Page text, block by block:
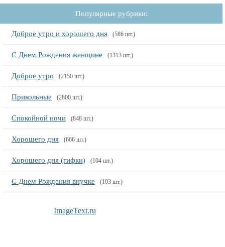
Популярные рубрики:
Доброе утро и хорошего дня (586 шт.)
С Днем Рождения женщине (1313 шт.)
Доброе утро (2150 шт.)
Прикольные (2800 шт.)
Спокойной ночи (848 шт.)
Хорошего дня (666 шт.)
Хорошего дня (гифки) (104 шт.)
С Днем Рождения внучке (103 шт.)
ImageText.ru